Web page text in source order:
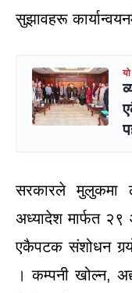
सुझावहरू
सरकारले मुलुकमा
अध्यादेश मार्फत २९
एकैपटक संशोधन
। कम्पनी खोल्न,